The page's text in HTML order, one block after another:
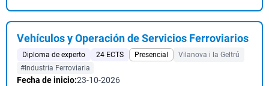
Vehículos y Operación de Servicios Ferroviarios
Diploma de experto 24 ECTS Presencial
Vilanova i la Geltrú
#Industria Ferroviaria
Fecha de inicio:23-10-2026